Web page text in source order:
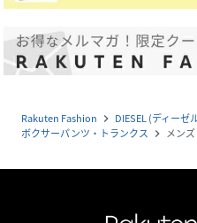
Rakuten Fashion navigate_next DIESEL (ディーゼ
ボクサーパンツ・トランクス navigate_next メン